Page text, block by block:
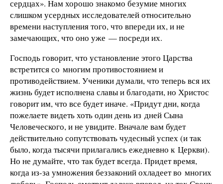
сердцах». Нам хорошо знакомо безумие многих
слишком усердных исследователей относительно
времени наступления того, что впереди их, и не
замечающих, что оно уже — посреди их.
Господь говорит, что установление этого Царства
встретится со многим противостоянием и
противодействием. Ученики думали, что теперь вся их
жизнь будет исполнена славы и благодати, но Христос
говорит им, что все будет иначе. «Придут дни, когда
пожелаете видеть хоть один день из дней Сына
Человеческого, и не увидите. Вначале вам будет
действительно сопутствовать чудесный успех (и так
было, когда тысячи прилагались ежедневно к Церкви).
Но не думайте, что так будет всегда. Придет время,
когда из-за умножения беззаконий охладеет во многих